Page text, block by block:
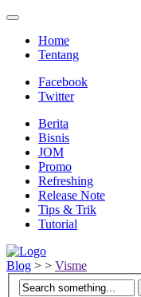
Home
Tentang
Facebook
Twitter
Berita
Bisnis
JOM
Promo
Refreshing
Release Note
Tips & Trik
Tutorial
Blog > > Visme